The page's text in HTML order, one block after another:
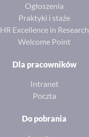
Ogłoszenia
Praktyki i staże
HR Excellence in Research
Welcome Point
Dla pracowników
Intranet
Poczta
Do pobrania